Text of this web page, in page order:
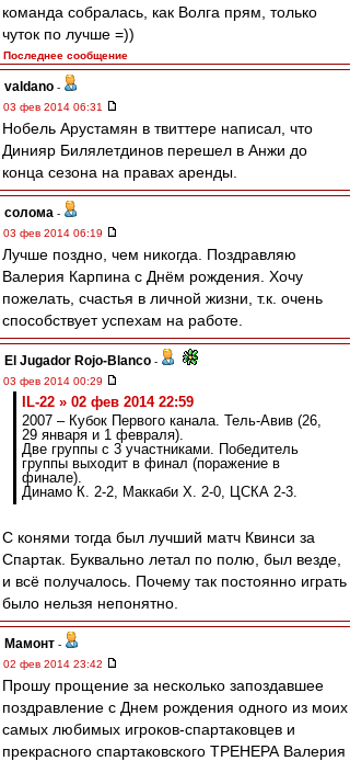
команда собралась, как Волга прям, только
чуток по лучше =))
Последнее сообщение
valdano -
03 фев 2014 06:31
Нобель Арустамян в твиттере написал, что
Динияр Билялетдинов перешел в Анжи до
конца сезона на правах аренды.
солома -
03 фев 2014 06:19
Лучше поздно, чем никогда. Поздравляю
Валерия Карпина с Днём рождения. Хочу
пожелать, счастья в личной жизни, т.к. очень
способствует успехам на работе.
El Jugador Rojo-Blanco -
03 фев 2014 00:29
IL-22 » 02 фев 2014 22:59
2007 – Кубок Первого канала. Тель-Авив (26,
29 января и 1 февраля).
Две группы с 3 участниками. Победитель
группы выходит в финал (поражение в
финале).
Динамо К. 2-2, Маккаби Х. 2-0, ЦСКА 2-3.
С конями тогда был лучший матч Квинси за
Спартак. Буквально летал по полю, был везде,
и всё получалось. Почему так постоянно играть
было нельзя непонятно.
Мамонт -
02 фев 2014 23:42
Прошу прощение за несколько запоздавшее
поздравление с Днем рождения одного из моих
самых любимых игроков-спартаковцев и
прекрасного спартаковского ТРЕНЕРА Валерия